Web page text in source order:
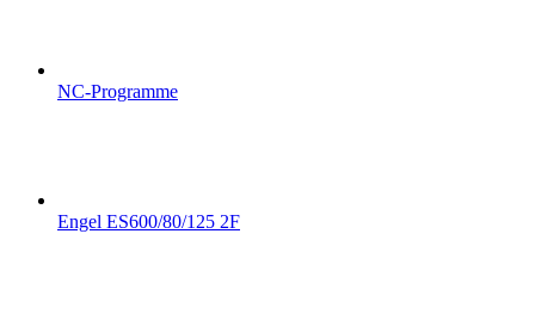
NC-Programme
Engel ES600/80/125 2F